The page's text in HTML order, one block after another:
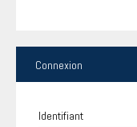
Connexion
Identifiant